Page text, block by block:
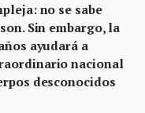
no se sabe
Sin embargo, la
ayudará a
nacional
desconocidos